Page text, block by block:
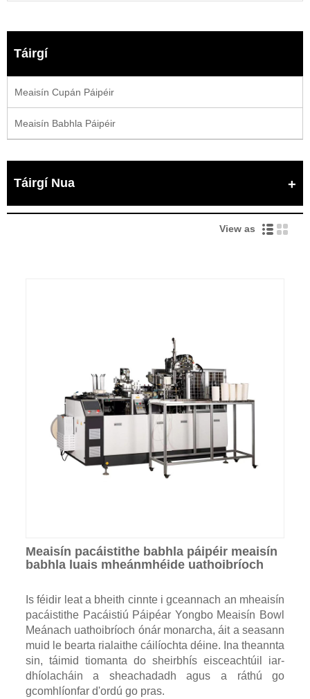
Táirgí
Meaisín Cupán Páipéir
Meaisín Babhla Páipéir
Táirgí Nua
View as
Meaisín pacáistithe babhla páipéir meaisín
babhla luais mheánmhéide uathoibríoch
Is féidir leat a bheith cinnte i gceannach an mheaisín
pacáistithe Pacáistiú Páipéar Yongbo Meaisín Bowl
Meánach uathoibríoch ónár monarcha, áit a seasann
muid le bearta rialaithe cáilíochta déine. Ina theannta
sin, táimid tiomanta do sheirbhís eisceachtúil iar-
dhíolacháin a sheachadadh agus a ráthú go
gcomhlíonfar d'ordú go pras.